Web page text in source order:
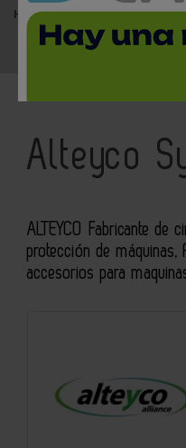
Home Empresas del
Alteyco
ALTEYCO Fabricante de
protección de máquinas,
accesorios para